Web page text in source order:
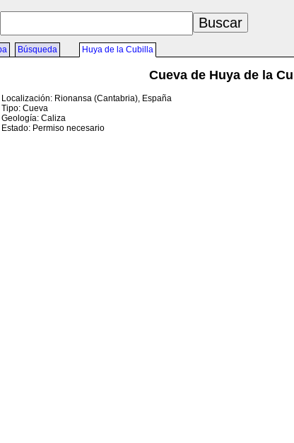
Búsqueda Huya de la Cubilla
Cueva de Huya de la
Localización: Rionansa (Cantabria), España
Tipo: Cueva
Geología: Caliza
Estado: Permiso necesario